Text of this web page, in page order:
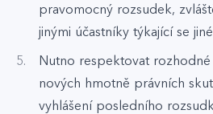
pravomocný rozsudek,
jinými účastníky týkající se
Nutno respektovat
nových hmotně právních
vyhlášení posledního